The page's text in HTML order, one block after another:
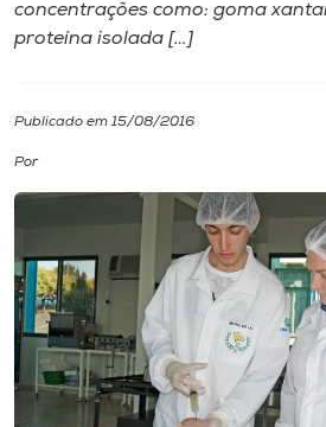
Diplomados
Editora
Rádio
concentrações como: goma
proteína isolada […]
Publicado em 15/08/2016
Por